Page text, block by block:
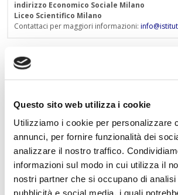
Questo sito web utilizza i cookie
Utilizziamo i cookie per personalizzare
annunci, per fornire funzionalità dei
analizzare il nostro traffico.
informazioni sul modo in cui utilizza il
nostri partner che si occupano di analisi
pubblicità e social media, i quali
indirizzo Economico Sociale Milano
Liceo Scientifico Milano
Contattaci per maggiori informazioni:
Lascia un commento
obbligatori sono contrassegnati con
Nome*